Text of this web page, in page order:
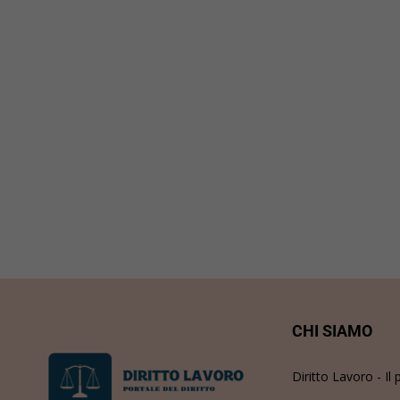
CHI SIAMO
Diritto Lavoro - Il